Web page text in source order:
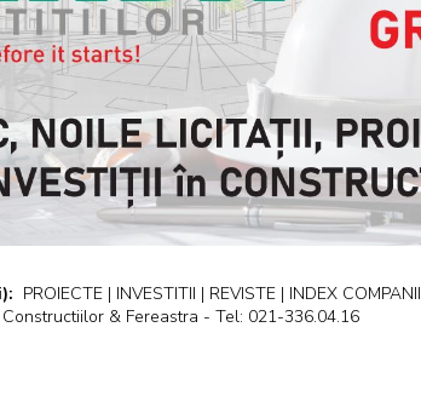
PROIECTE | INVESTITII | REVISTE | INDEX COMPANII
& Fereastra - Tel: 021-336.04.16